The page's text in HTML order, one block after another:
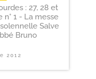
: 27, 28 et
1 - La messe
Salve
Bruno
2012